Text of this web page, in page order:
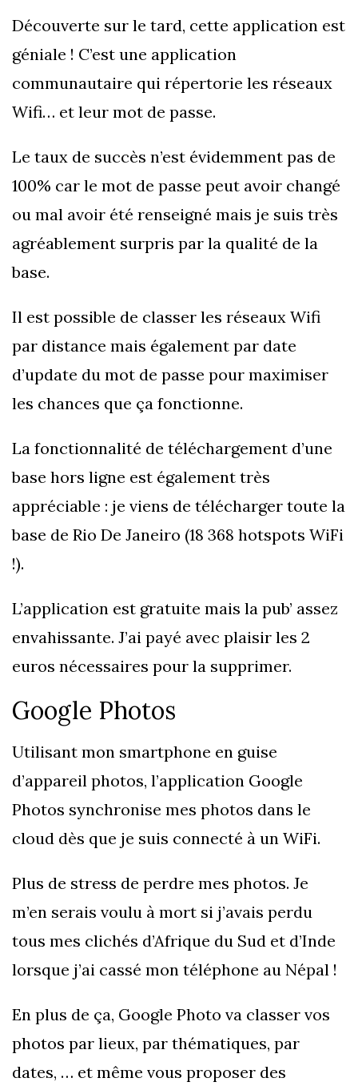
Découverte sur le tard, cette application est
géniale ! C’est une application
communautaire qui répertorie les réseaux
Wifi… et leur mot de passe.
Le taux de succès n’est évidemment pas de
100% car le mot de passe peut avoir changé
ou mal avoir été renseigné mais je suis très
agréablement surpris par la qualité de la
base.
Il est possible de classer les réseaux Wifi
par distance mais également par date
d’update du mot de passe pour maximiser
les chances que ça fonctionne.
La fonctionnalité de téléchargement d’une
base hors ligne est également très
appréciable : je viens de télécharger toute la
base de Rio De Janeiro (18 368 hotspots WiFi
!).
L’application est gratuite mais la pub’ assez
envahissante. J’ai payé avec plaisir les 2
euros nécessaires pour la supprimer.
Google Photos
Utilisant mon smartphone en guise
d’appareil photos, l’application Google
Photos synchronise mes photos dans le
cloud dès que je suis connecté à un WiFi.
Plus de stress de perdre mes photos. Je
m’en serais voulu à mort si j’avais perdu
tous mes clichés d’Afrique du Sud et d’Inde
lorsque j’ai cassé mon téléphone au Népal !
En plus de ça, Google Photo va classer vos
photos par lieux, par thématiques, par
dates, … et même vous proposer des